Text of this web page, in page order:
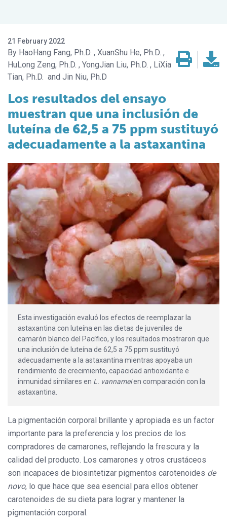
21 February 2022
HaoHang Fang, Ph.D.
XuanShu He, Ph.D.
HuLong Zeng, Ph.D.
YongJian Liu, Ph.D.
LiXia
Tian, Ph.D.
Jin Niu, Ph.D
Los resultados del ensayo
muestran que una inclusión de
luteína de 62,5 a 75 ppm sustituyó
adecuadamente a la astaxantina
Esta investigación evaluó los efectos de reemplazar la
astaxantina con luteína en las dietas de juveniles de
camarón blanco del Pacífico, y los resultados mostraron que
una inclusión de luteína de 62,5 a 75 ppm sustituyó
adecuadamente a la astaxantina mientras apoyaba un
rendimiento de crecimiento, capacidad antioxidante e
inmunidad similares en L. vannameien comparación con la
astaxantina.
La pigmentación corporal brillante y apropiada es un factor
importante para la preferencia y los precios de los
compradores de camarones, reflejando la frescura y la
calidad del producto. Los camarones y otros crustáceos
son incapaces de biosintetizar pigmentos carotenoides de
novo, lo que hace que sea esencial para ellos obtener
carotenoides de su dieta para lograr y mantener la
pigmentación corporal.